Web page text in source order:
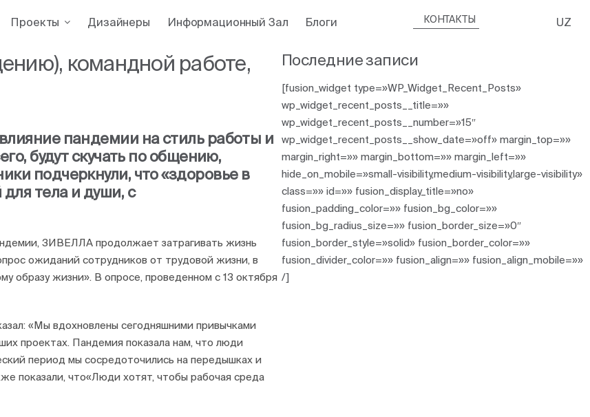
Проекты Дизайнеры Информационный Зал Блоги КОНТАКТЫ UZ
командной работе,
пандемии на стиль работы и
будут скучать по общению,
подчеркнули, что «здоровье в
тела и души, с
ЗИВЕЛЛА продолжает затрагивать жизнь
ожиданий сотрудников от трудовой жизни, в
образу жизни». В опросе, проведенном с 13 октября
«Мы вдохновлены сегодняшними привычками
проектах. Пандемия показала нам, что люди
период мы сосредоточились на передышках и
показали, что«Люди хотят, чтобы рабочая среда
Последние записи
[fusion_widget type=»WP_Widget_Recent_Posts»
wp_widget_recent_posts__title=»»
wp_widget_recent_posts__number=»15″
wp_widget_recent_posts__show_date=»off» margin_top=»»
margin_right=»» margin_bottom=»» margin_left=»»
hide_on_mobile=»small-visibility,medium-visibility,large-visibility»
class=»» id=»» fusion_display_title=»no»
fusion_padding_color=»» fusion_bg_color=»»
fusion_bg_radius_size=»» fusion_border_size=»0″
fusion_border_style=»solid» fusion_border_color=»»
fusion_divider_color=»» fusion_align=»» fusion_align_mobile=»»
/]